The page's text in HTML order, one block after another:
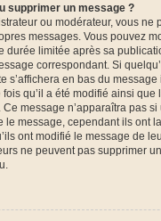
supprimer un message ?
ou modérateur, vous ne
messages. Vous pouvez
durée limitée après sa
correspondant. Si
s’affichera en bas du message
qu’il a été modifié ainsi que
message n’apparaîtra pas
le message, cependant ils ont
ont modifié le message de
ne peuvent pas supprimer